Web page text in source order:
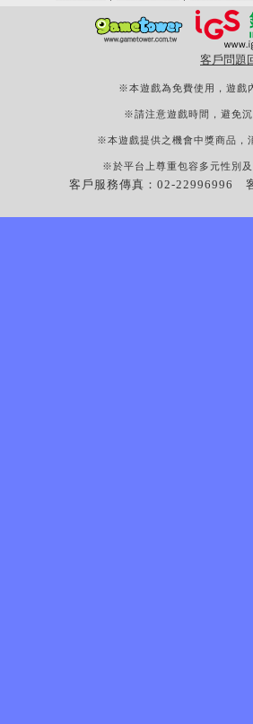
客戶問題
※本遊戲為免費使用，遊戲
※請注意遊戲時間，避免
※本遊戲提供之機會中獎商品，
※於平台上尊重包容多元性別
客戶服務傳真：02-22996996